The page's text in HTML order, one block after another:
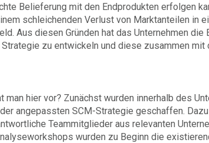
Belieferung mit den Endprodukten erfolgen
schleichenden Verlust von Marktanteilen in
Aus diesen Gründen hat das Unternehmen
zu entwickeln und diese zusammen
hier vor? Zunächst wurden innerhalb des
angepassten SCM-Strategie geschaffen.
Teammitglieder aus relevanten
wurden zu Beginn die